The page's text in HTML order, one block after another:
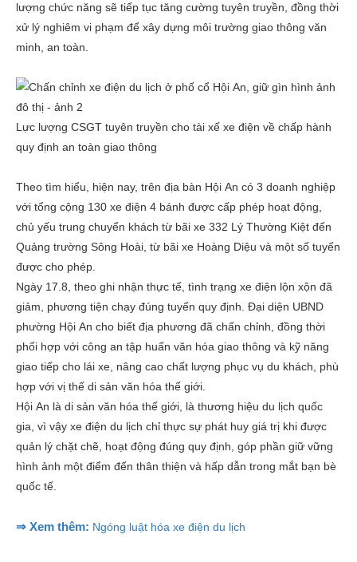
lượng chức năng sẽ tiếp tục tăng cường tuyên truyền, đồng thời
xử lý nghiêm vi phạm để xây dựng môi trường giao thông văn
minh, an toàn.
Lực lượng CSGT tuyên truyền cho tài xế xe điện về chấp hành
quy định an toàn giao thông
Theo tìm hiểu, hiện nay, trên địa bàn Hội An có 3 doanh nghiệp
với tổng cộng 130 xe điện 4 bánh được cấp phép hoạt động,
chủ yếu trung chuyển khách từ bãi xe 332 Lý Thường Kiệt đến
Quảng trường Sông Hoài, từ bãi xe Hoàng Diệu và một số tuyến
được cho phép.
Ngày 17.8, theo ghi nhận thực tế, tình trạng xe điện lộn xộn đã
giảm, phương tiện chạy đúng tuyến quy định. Đại diện UBND
phường Hội An cho biết địa phương đã chấn chỉnh, đồng thời
phối hợp với công an tập huấn văn hóa giao thông và kỹ năng
giao tiếp cho lái xe, nâng cao chất lượng phục vụ du khách, phù
hợp với vị thế di sản văn hóa thế giới.
Hội An là di sản văn hóa thế giới, là thương hiệu du lịch quốc
gia, vì vậy xe điện du lịch chỉ thực sự phát huy giá trị khi được
quản lý chặt chẽ, hoạt động đúng quy định, góp phần giữ vững
hình ảnh một điểm đến thân thiện và hấp dẫn trong mắt bạn bè
quốc tế.
⇒ Xem thêm: Ngóng luật hóa xe điện du lịch